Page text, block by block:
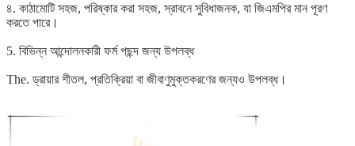
৪. কাঠামোটি সহজ, পরিষ্কার করা সহজ, স্রাবনে সুবিধাজনক, যা জিএমপির মান পূরণ
করতে পারে।
5. বিভিন্ন আন্দোলনকারী ফর্ম পছন্দ জন্য উপলব্ধ
The. ড্রায়ার শীতল, প্রতিক্রিয়া বা জীবাণুমুক্তকরণের জন্যও উপলব্ধ।